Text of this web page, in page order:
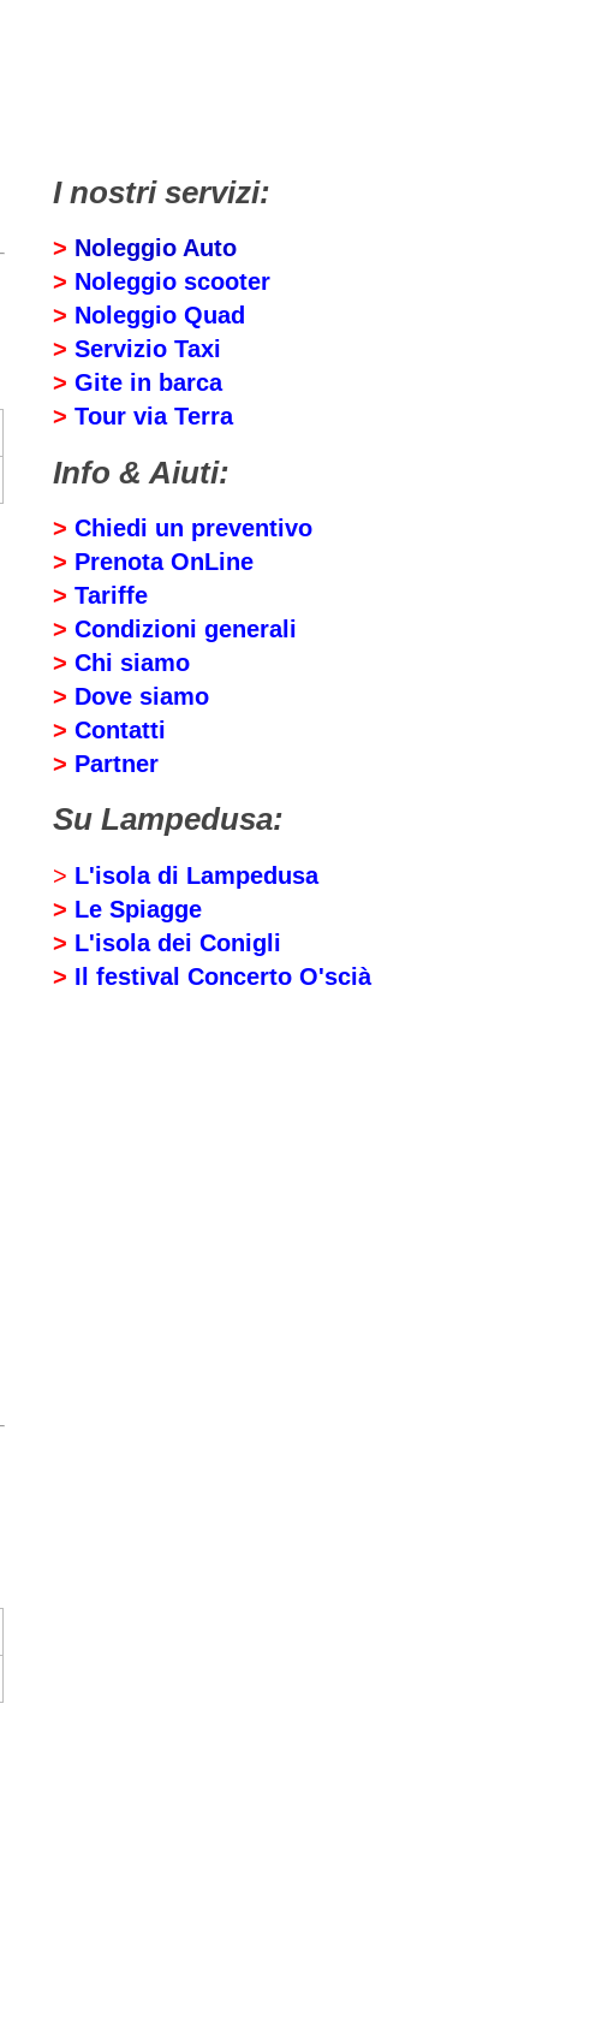
I nostri servizi:
> Noleggio Auto
> Noleggio scooter
> Noleggio Quad
> Servizio Taxi
> Gite in barca
> Tour via Terra
Info & Aiuti:
> Chiedi un preventivo
> Prenota OnLine
> Tariffe
> Condizioni generali
> Chi siamo
> Dove siamo
> Contatti
> Partner
Su Lampedusa:
> L'isola di Lampedusa
> Le Spiagge
> L'isola dei Conigli
> I l festival Concerto O'scià